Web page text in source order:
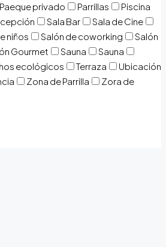
Paeque privado Parrillas
Piscina
Sala Bar
Sala de Cine
niños Salón de coworking
Salón
Gourmet Sauna
Sauna
ecológicos Terraza
Ubicación
Zona de Parrilla
Zora de